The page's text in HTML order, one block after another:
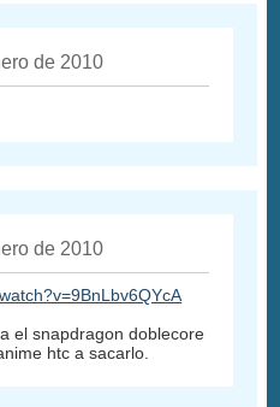
de 2010
de 2010
el snapdragon doblecore
htc a sacarlo.